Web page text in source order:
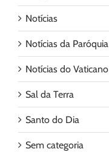
Notícias
Notícias da Paróquia
Notícias do Vaticano
Sal da Terra
Santo do Dia
Sem categoria